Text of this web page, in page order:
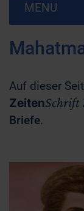
MENU
Auf dieser
ZeitenSchrift
Briefe.